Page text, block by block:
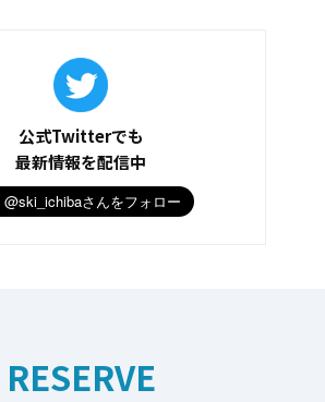
公式Twitterでも
最新情報を配信中
RESERVE